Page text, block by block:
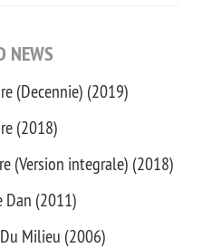
NEWS
(Decennie) (2019)
(2018)
(Version integrale) (2018)
Dan (2011)
Milieu (2006)